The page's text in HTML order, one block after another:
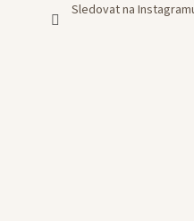
Sledovat na